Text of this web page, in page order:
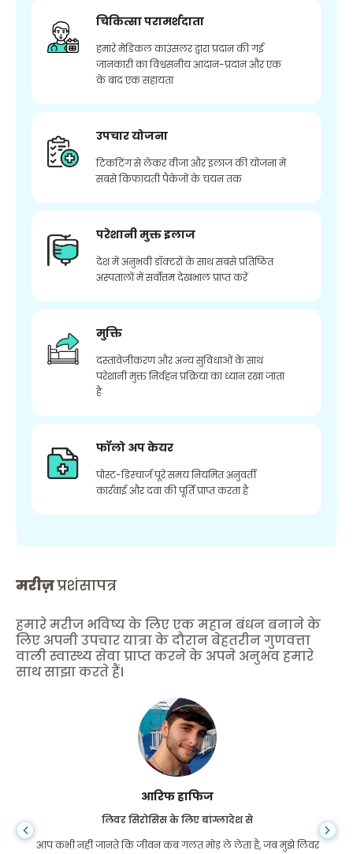
चिकित्सा परामर्शदाता
हमारे मेडिकल काउंसलर द्वारा प्रदान की गई
जानकारी का विश्वसनीय आदान-प्रदान और एक
के बाद एक सहायता
उपचार योजना
टिकटिंग से लेकर वीजा और इलाज की योजना में
सबसे किफायती पैकेजों के चयन तक
परेशानी मुक्त इलाज
देश में अनुभवी डॉक्टरों के साथ सबसे प्रतिष्ठित
अस्पतालों में सर्वोत्तम देखभाल प्राप्त करें
मुक्ति
दस्तावेज़ीकरण और अन्य सुविधाओं के साथ
परेशानी मुक्त निर्वहन प्रक्रिया का ध्यान रखा जाता
है
फॉलो अप केयर
पोस्ट-डिस्चार्ज पूरे समय नियमित अनुवर्ती
कार्रवाई और दवा की पूर्ति प्राप्त करता है
मरीज़प्रशंसापत्र
हमारे मरीज भविष्य के लिए एक महान बंधन बनाने के
लिए अपनी उपचार यात्रा के दौरान बेहतरीन गुणवत्ता
वाली स्वास्थ्य सेवा प्राप्त करने के अपने अनुभव हमारे
साथ साझा करते हैं।
आरिफ हाफिज
लिवर सिरोसिस के लिए बांग्लादेश से
आप कभी नहीं जानते कि जीवन कब गलत मोड़ ले लेता है, जब मुझे लिवर